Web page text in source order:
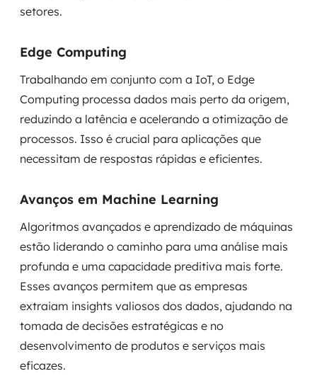
setores.
Edge Computing
Trabalhando em conjunto com a IoT, o Edge
Computing processa dados mais perto da origem,
reduzindo a latência e acelerando a otimização de
processos. Isso é crucial para aplicações que
necessitam de respostas rápidas e eficientes.
Avanços em Machine Learning
Algoritmos avançados e aprendizado de máquinas
estão liderando o caminho para uma análise mais
profunda e uma capacidade preditiva mais forte.
Esses avanços permitem que as empresas
extraiam insights valiosos dos dados, ajudando na
tomada de decisões estratégicas e no
desenvolvimento de produtos e serviços mais
eficazes.